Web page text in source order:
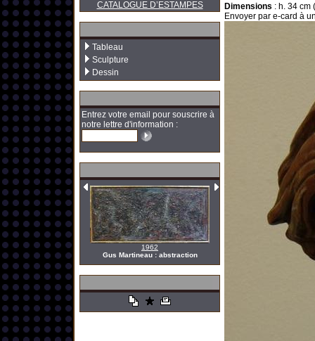
CATALOGUE D’ESTAMPES
Tableau
Sculpture
Dessin
Entrez votre email pour souscrire à
notre lettre d'information :
1962
Gus Martineau : abstraction
Dimensions : h. 34 cm
Envoyer par e-card à